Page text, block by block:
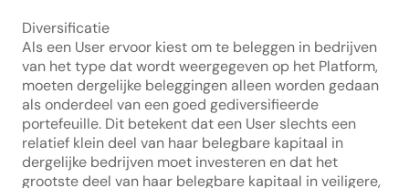
Diversificatie
Als een User ervoor kiest om te beleggen in bedrijven
van het type dat wordt weergegeven op het Platform,
moeten dergelijke beleggingen alleen worden gedaan
als onderdeel van een goed gediversifieerde
portefeuille. Dit betekent dat een User slechts een
relatief klein deel van haar belegbare kapitaal in
dergelijke bedrijven moet investeren en dat het
grootste deel van haar belegbare kapitaal in veiligere,